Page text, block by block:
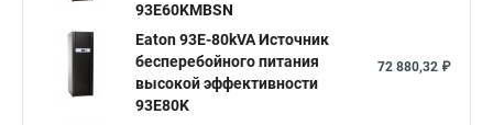
93E60KMBSN
Eaton 93E-80kVA Источник
бесперебойного питания
высокой эффективности
93E80K
72 880,32 ₽